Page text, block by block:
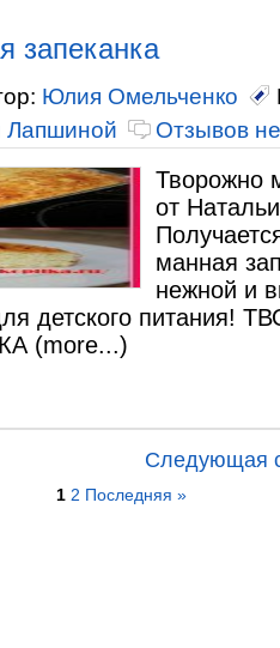
запеканка
Юлия Омельченко
Лапшиной
Отзывов
Творожно
от
манная
нежной и
детского питания!
(more...)
Следующая
1 2 Последняя »